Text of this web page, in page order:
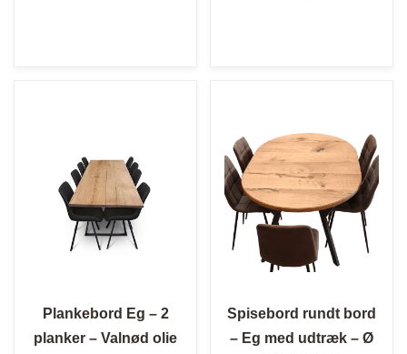
Plankebord Eg – 2
planker – Valnød olie
Spisebord rundt bord
– Eg med udtræk – Ø